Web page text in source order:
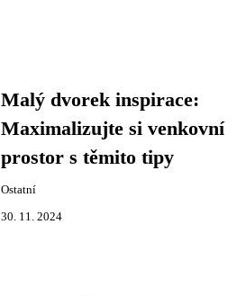
Malý dvorek inspirace:
Maximalizujte si venkovní
prostor s těmito tipy
Ostatní
30. 11. 2024